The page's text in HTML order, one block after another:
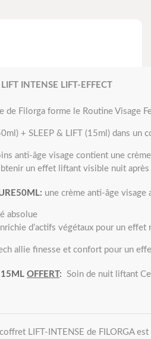
INTENSE LIFT-EFFECT
de Filorga forme le Routine Visage
+ SLEEP & LIFT (15ml) dans
anti-âge visage contient une
un effet liftant visible nuit
une crème anti-âge
absolue
d’actifs végétaux pour un
allie finesse et confort pour un
15ML OFFERT: Soin de nuit liftant
coffret LIFT-INTENSE de FILORGA